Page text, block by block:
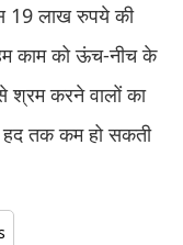
19 लाख रुपये की
हम काम को ऊंच-नीच के
श्रम करने वालों का
हद तक कम हो सकती